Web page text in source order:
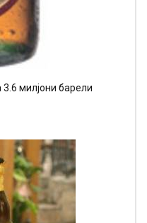
милјони барели